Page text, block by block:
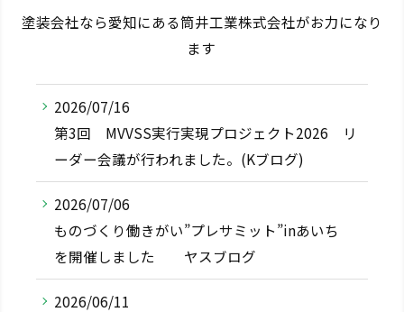
塗装会社なら愛知にある筒井工業株式会社がお力になり
ます
2026/07/16
第3回 MVVSS実行実現プロジェクト2026 リ
ーダー会議が行われました。(Kブログ)
2026/07/06
ものづくり働きがい”プレサミット”inあいち
を開催しました ヤスブログ
2026/06/11